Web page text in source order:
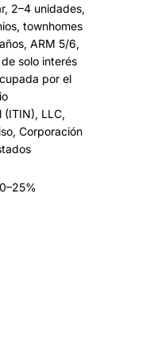
2–4 unidades,
townhomes
ARM 5/6,
solo interés
por el
(ITIN), LLC,
Corporación